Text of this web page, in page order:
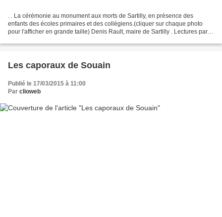
. . La cérémonie au monument aux morts de Sartilly, en présence des
enfants des écoles primaires et des collégiens.(cliquer sur chaque photo
pour l'afficher en grande taille) Denis Rault, maire de Sartilly . Lectures par
Les caporaux de Souain
Publié le 17/03/2015 à 11:00
Par clioweb